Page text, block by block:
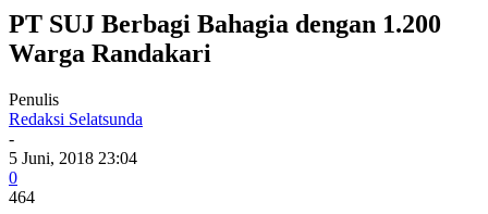
PT SUJ Berbagi Bahagia dengan 1.200
Warga Randakari
Penulis
Redaksi Selatsunda
-
5 Juni, 2018 23:04
0
464